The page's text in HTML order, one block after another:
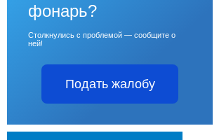
фонарь?
Столкнулись с проблемой — сообщите о
ней!
Подать жалобу